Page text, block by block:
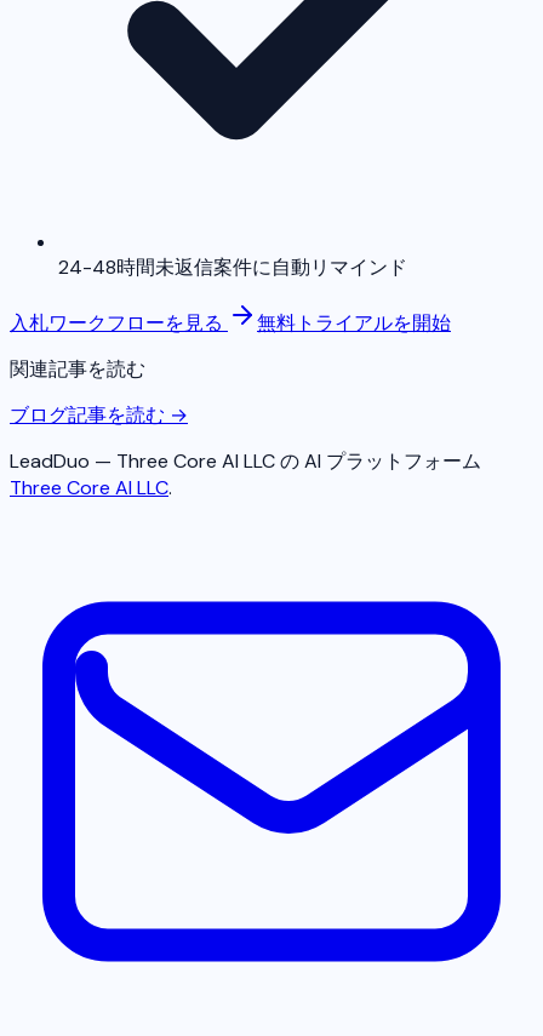
24-48時間未返信案件に自動リマインド
入札ワークフローを見る
無料トライアルを開始
関連記事を読む
ブログ記事を読む →
LeadDuo — Three Core AI LLC の AI プラットフォーム
Three Core AI LLC.